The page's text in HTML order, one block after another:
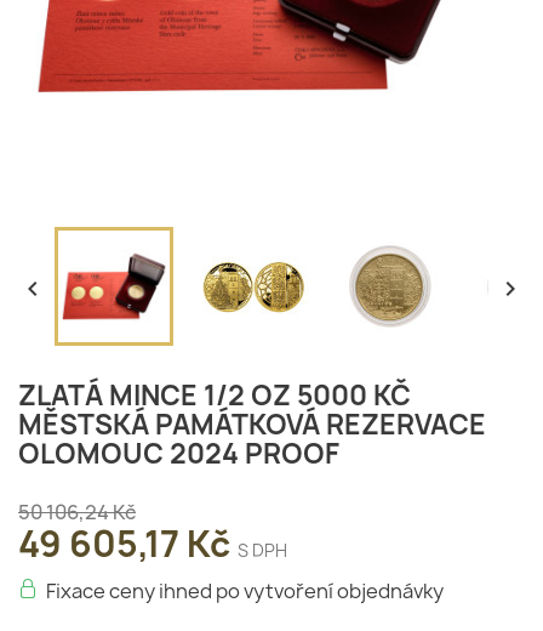
 
ZLATÁ MINCE 1/2 OZ 5000 KČ
MĚSTSKÁ PAMÁTKOVÁ REZERVACE
OLOMOUC 2024 PROOF
50 106,24 Kč
49 605,17 Kč S DPH
Fixace ceny ihned po vytvoření objednávky